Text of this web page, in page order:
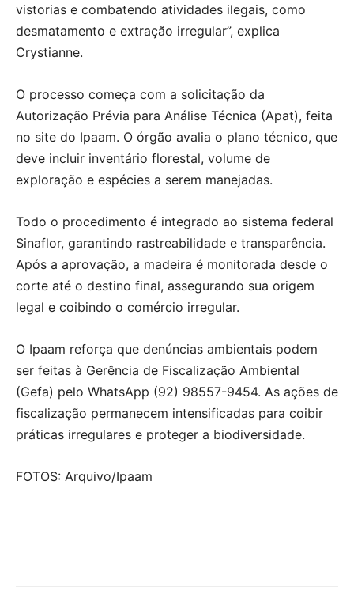
vistorias e combatendo atividades ilegais, como
desmatamento e extração irregular”, explica
Crystianne.
O processo começa com a solicitação da
Autorização Prévia para Análise Técnica (Apat), feita
no site do Ipaam. O órgão avalia o plano técnico, que
deve incluir inventário florestal, volume de
exploração e espécies a serem manejadas.
Todo o procedimento é integrado ao sistema federal
Sinaflor, garantindo rastreabilidade e transparência.
Após a aprovação, a madeira é monitorada desde o
corte até o destino final, assegurando sua origem
legal e coibindo o comércio irregular.
O Ipaam reforça que denúncias ambientais podem
ser feitas à Gerência de Fiscalização Ambiental
(Gefa) pelo WhatsApp (92) 98557-9454. As ações de
fiscalização permanecem intensificadas para coibir
práticas irregulares e proteger a biodiversidade.
FOTOS: Arquivo/Ipaam